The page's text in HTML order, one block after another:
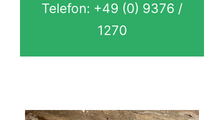
Telefon: +49 (0) 9376 /
1270